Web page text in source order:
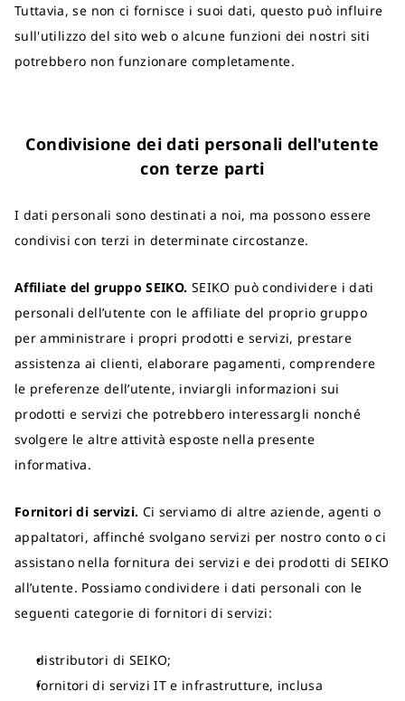
Tuttavia, se non ci fornisce i suoi dati, questo può influire
sull'utilizzo del sito web o alcune funzioni dei nostri siti
potrebbero non funzionare completamente.
Condivisione dei dati personali dell'utente
con terze parti
I dati personali sono destinati a noi, ma possono essere
condivisi con terzi in determinate circostanze.
Affiliate del gruppo SEIKO. SEIKO può condividere i dati
personali dell’utente con le affiliate del proprio gruppo
per amministrare i propri prodotti e servizi, prestare
assistenza ai clienti, elaborare pagamenti, comprendere
le preferenze dell’utente, inviargli informazioni sui
prodotti e servizi che potrebbero interessargli nonché
svolgere le altre attività esposte nella presente
informativa.
Fornitori di servizi. Ci serviamo di altre aziende, agenti o
appaltatori, affinché svolgano servizi per nostro conto o ci
assistano nella fornitura dei servizi e dei prodotti di SEIKO
all’utente. Possiamo condividere i dati personali con le
seguenti categorie di fornitori di servizi:
distributori di SEIKO;
fornitori di servizi IT e infrastrutture, inclusa